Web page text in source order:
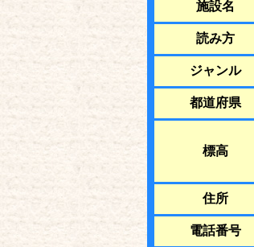
施設名
読み方
ジャンル
都道府県
標高
住所
電話番号